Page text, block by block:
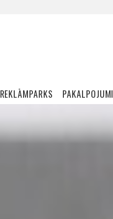
REKLĀMPARKS PAKALPOJUMI